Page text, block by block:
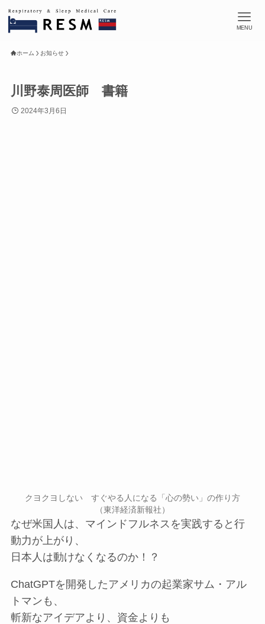
MENU
ホーム お知らせ
川野泰周医師 書籍
2024年3月6日
クヨクヨしない すぐやる人になる「心の勢い」の作り方
（東洋経済新報社）
なぜ米国人は、マインドフルネスを実践すると行
動力が上がり、
日本人は動けなくなるのか！？
ChatGPTを開発したアメリカの起業家サム・アル
トマンも、
斬新なアイデアより、資金よりも